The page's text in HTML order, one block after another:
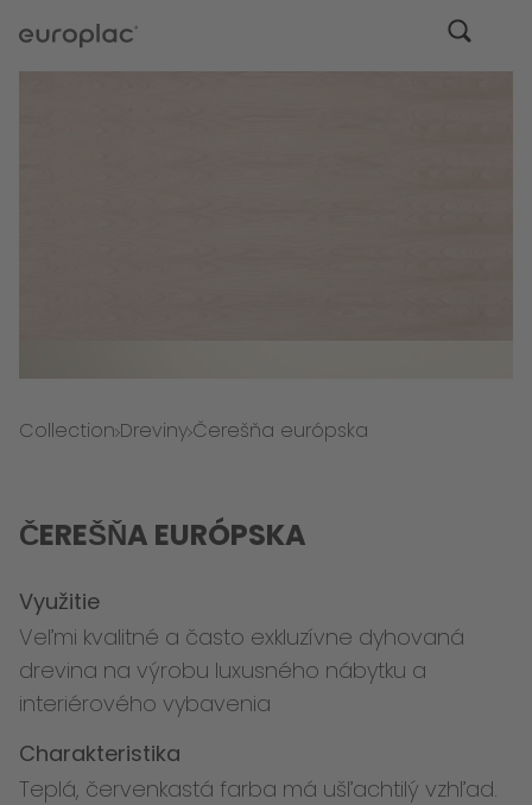
Collection Dreviny Čerešňa európska
ČEREŠŇA EURÓPSKA
Využitie
Veľmi kvalitné a často exkluzívne dyhovaná
drevina na výrobu luxusného nábytku a
interiérového vybavenia
Charakteristika
Teplá, červenkastá farba má ušľachtilý vzhľad.